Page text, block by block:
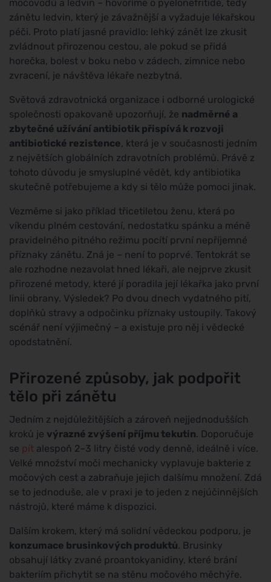
močovodů a ledvin – hovoříme o pyelonefritidě, tedy
zánětu ledvin, který je závažnější a vyžaduje lékařskou
péči. Proto platí jasné pravidlo: lehký zánět lze zkusit
zvládnout přirozenou cestou, ale pokud se přidá
horečka, bolest v boku nebo v zádech, zimnice nebo
zvracení, je návštěva lékaře nezbytná.
Světová zdravotnická organizace i odborné urologické
společnosti opakovaně upozorňují, že nadměrné a
zbytečné užívání antibiotik přispívá k rozvoji
antibiotické rezistence, která je v současnosti jedním
z největších globálních zdravotních problémů. Právě z
tohoto důvodu je smysluplné vědět, kdy antibiotika
skutečně potřebujeme a kdy si tělo může pomoci jinak.
Vezměme si jako příklad třicetiletou ženu, která po
víkendu plném cestování, nedostatku spánku a méně
pravidelného pitného režimu pocítí první nepříjemné
příznaky zánětu. Zná je – není to poprvé. Tentokrát se
ale rozhodne nezavolat hned lékaři, ale nejprve zkusit
přirozené metody, které jí poradila její lékařka jako první
linii obrany. Výsledek? Po dvou dnech vydatného pití,
doplňků stravy a odpočinku příznaky ustoupily. Takový
scénář není výjimečný – a existuje pro něj i vědecké
opodstatnění.
Přirozené způsoby, jak podpořit
tělo při zánětu
Jedním z nejdůležitějších a zároveň nejjednodušších
kroků je výrazné zvýšení příjmu tekutin. Doporučuje
se pít alespoň 2–3 litry čisté vody denně, ideálně i více.
Velké množství moči mechanicky vyplavuje bakterie z
močových cest a zabraňuje jejich dalšímu množení. Zdá
se to jednoduše, ale v praxi je to jeden z nejúčinnějších
nástrojů, které máme k dispozici.
Dalším krokem, který má solidní vědeckou podporu, je
konzumace brusinkových produktů. Brusinky
obsahují látky zvané proantokyanidiny, které brání
bakteriím přichytit se na stěnu močového měchýře.